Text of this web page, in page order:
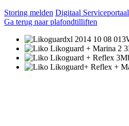
Storing melden Digitaal Serviceportaal
Ga terug naar plafondtilliften